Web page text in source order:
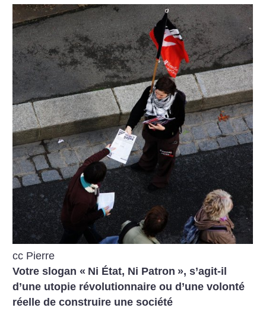
cc Pierre
Votre slogan « Ni État, Ni Patron », s’agit-il
d’une utopie révolutionnaire ou d’une volonté
réelle de construire une société